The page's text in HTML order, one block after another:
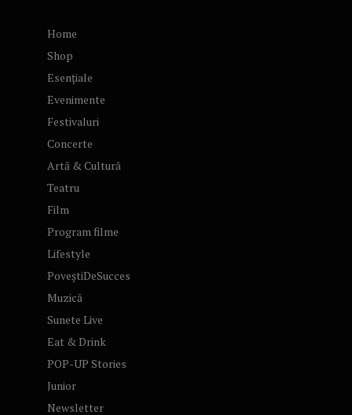
Home
Shop
Esențiale
Evenimente
Festivaluri
Concerte
Artă & Cultură
Teatru
Film
Program filme
Lifestyle
PoveștiDeSucces
Muzică
Sunete Live
Eat & Drink
POP-UP Stories
Junior
Newsletter